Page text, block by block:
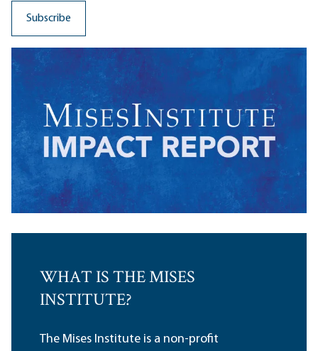
WHAT IS THE MISES
INSTITUTE?
The Mises Institute is a non-profit